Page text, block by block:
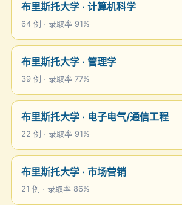
布里斯托大学 · 计算机科学
64 例 · 录取率 91%
布里斯托大学 · 管理学
39 例 · 录取率 77%
布里斯托大学 · 电子电气/通信工程
22 例 · 录取率 91%
布里斯托大学 · 市场营销
21 例 · 录取率 86%